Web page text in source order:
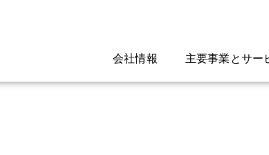
会社情報 主要事業とサー